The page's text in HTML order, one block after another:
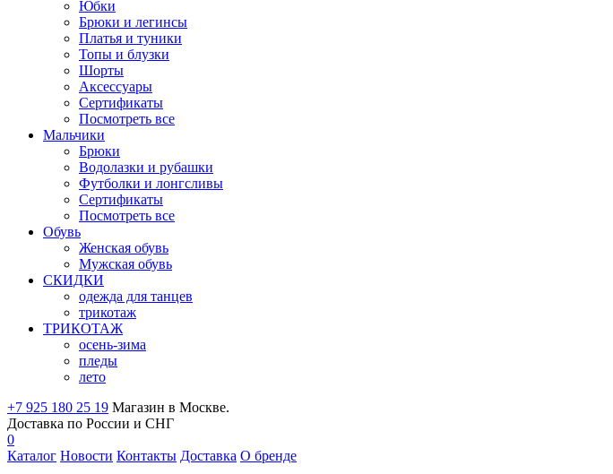
Юбки
Брюки и легинсы
Платья и туники
Топы и блузки
Шорты
Аксессуары
Сертификаты
Посмотреть все
Мальчики
Брюки
Водолазки и рубашки
Футболки и лонгсливы
Сертификаты
Посмотреть все
Обувь
Женская обувь
Мужская обувь
СКИДКИ
одежда для танцев
трикотаж
ТРИКОТАЖ
осень-зима
пледы
лето
+7 925 180 25 19 Магазин в Москве.
Доставка по России и СНГ
0
Каталог Новости Контакты Доставка О бренде